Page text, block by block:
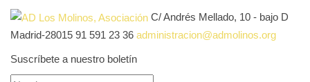
C/ Andrés Mellado, 10 - bajo D
Madrid-28015 91 591 23 36 administracion@admolinos.org
Suscríbete a nuestro boletín